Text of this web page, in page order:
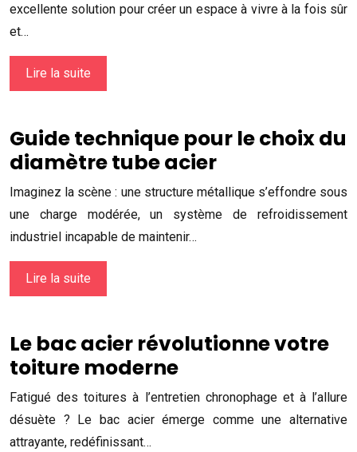
excellente solution pour créer un espace à vivre à la fois sûr
et…
Lire la suite
Guide technique pour le choix du
diamètre tube acier
Imaginez la scène : une structure métallique s’effondre sous
une charge modérée, un système de refroidissement
industriel incapable de maintenir…
Lire la suite
Le bac acier révolutionne votre
toiture moderne
Fatigué des toitures à l’entretien chronophage et à l’allure
désuète ? Le bac acier émerge comme une alternative
attrayante, redéfinissant…